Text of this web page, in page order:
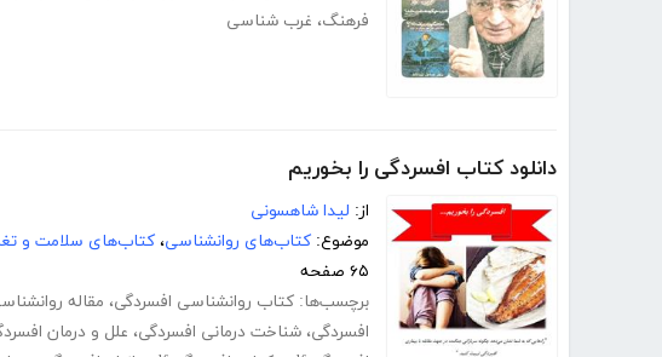
فرهنگ، غرب شناسی
دانلود کتاب افسردگی را بخوریم
از: لیدا شاهسونی
موضوع: کتاب‌های روانشناسی، کتاب‌های سلامت و
۶۵ صفحه
برچسب‌ها: کتاب روانشناسی افسردگی، مقاله
افسردگی، شناخت درمانی افسردگی، علل و درمان